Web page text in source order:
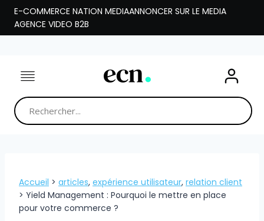
Aller
contenu
E-COMMERCE NATION MEDIAANNONCER SUR LE MEDIA
AGENCE VIDEO B2B
Accueil > articles, expérience utilisateur, relation client
> Yield Management : Pourquoi le mettre en place
pour votre commerce ?